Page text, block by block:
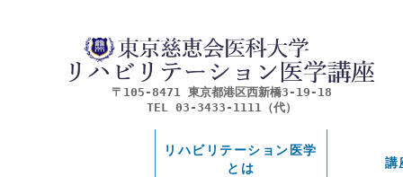
〒105-8471 東京都港区西新橋3-19-18
TEL 03-3433-1111（代）
リハビリテーション医学
とは
講